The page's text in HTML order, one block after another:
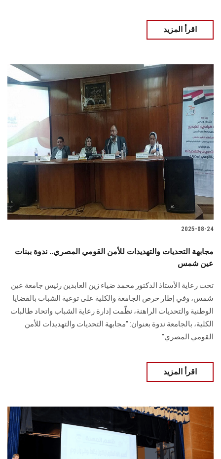
اقرأ المزيد
2025-08-24
مجابهة التحديات والتهديدات للأمن القومي المصري.. ندوة ببنات
عين شمس
تحت رعاية الأستاذ الدكتور محمد ضياء زين العابدين رئيس جامعة عين
شمس، وفي إطار حرص الجامعة والكلية على توعية الشباب بالقضايا
الوطنية والتحديات الراهنة، نظّمت إدارة رعاية الشباب واتحاد طالبات
الكلية، بالجامعة ندوة بعنوان: "مجابهة التحديات والتهديدات للأمن
القومي المصري"
اقرأ المزيد